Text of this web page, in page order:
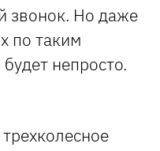
звонок. Но даже
по таким
непросто.